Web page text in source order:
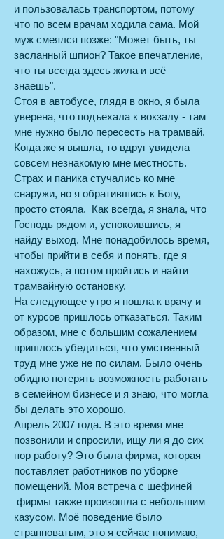
и пользовалась транспортом, потому
что по всем врачам ходила сама. Мой
муж смеялся позже: "Может быть, ты
засланный шпион? Такое впечатление,
что ты всегда здесь жила и всё
знаешь".
Стоя в автобусе, глядя в окно, я была
уверена, что подъехала к вокзалу - там
мне нужно было пересесть на трамвай.
Когда же я вышла, то вдруг увидела
совсем незнакомую мне местность.
Страх и паника стучались ко мне
снаружи, но я обратившись к Богу,
просто стояла. Как всегда, я знала, что
Господь рядом и, успокоившись, я
найду выход. Мне понадобилось время,
чтобы прийти в себя и понять, где я
нахожусь, а потом пройтись и найти
трамвайную остановку.
На следующее утро я пошла к врачу и
от курсов пришлось отказаться. Таким
образом, мне с большим сожалением
пришлось убедиться, что умственный
труд мне уже не по силам. Было очень
обидно потерять возможность работать
в семейном бизнесе и я знаю, что могла
бы делать это хорошо.
Апрель 2007 года. В это время мне
позвонили и спросили, ищу ли я до сих
пор работу? Это была фирма, которая
поставляет работников по уборке
помещений. Моя встреча с шефиней
фирмы также произошла с небольшим
казусом. Моё поведение было
странноватым, это я сейчас понимаю,